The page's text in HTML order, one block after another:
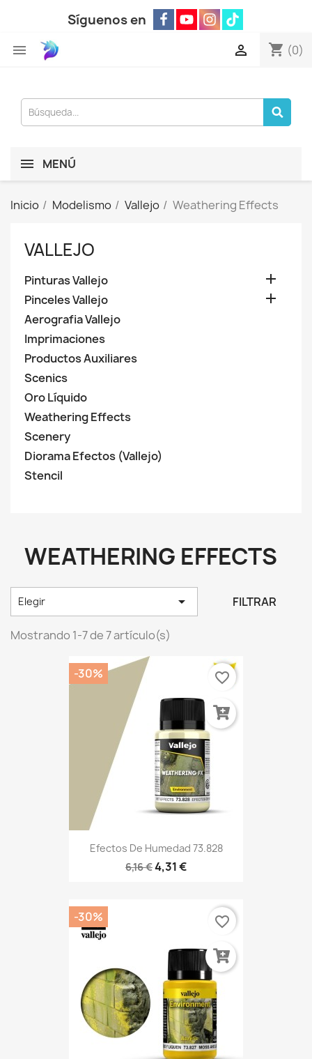
Síguenos en
 shopping_cart (0)

MENÚ
Inicio Modelismo Vallejo Weathering Effects
VALLEJO
Pinturas Vallejo 
Pinceles Vallejo 
Aerografia Vallejo
Imprimaciones
Productos Auxiliares
Scenics
Oro Líquido
Weathering Effects
Scenery
Diorama Efectos (Vallejo)
Stencil
WEATHERING EFFECTS
Elegir  FILTRAR
Mostrando 1-7 de 7 artículo(s)
Efectos De Humedad 73.828
6,16 €4,31 €
-30% favorite_border
-30% favorite_border